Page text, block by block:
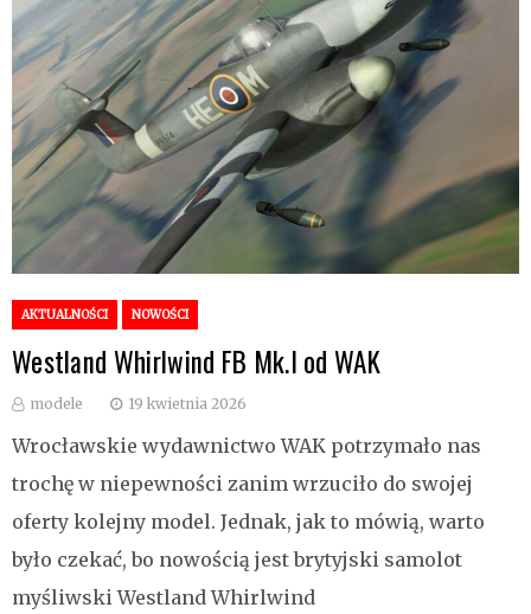
AKTUALNOŚCI NOWOŚCI
Westland Whirlwind FB Mk.I od WAK
modele 19 kwietnia 2026
Wrocławskie wydawnictwo WAK potrzymało nas
trochę w niepewności zanim wrzuciło do swojej
oferty kolejny model. Jednak, jak to mówią, warto
było czekać, bo nowością jest brytyjski samolot
myśliwski Westland Whirlwind